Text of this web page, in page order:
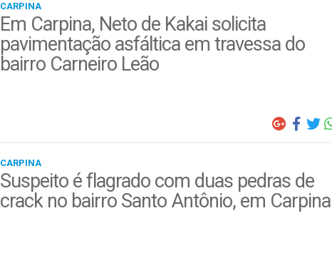
CARPINA
Em Carpina, Neto de Kakai solicita
pavimentação asfáltica em travessa do
bairro Carneiro Leão
CARPINA
Suspeito é flagrado com duas pedras de
crack no bairro Santo Antônio, em Carpina